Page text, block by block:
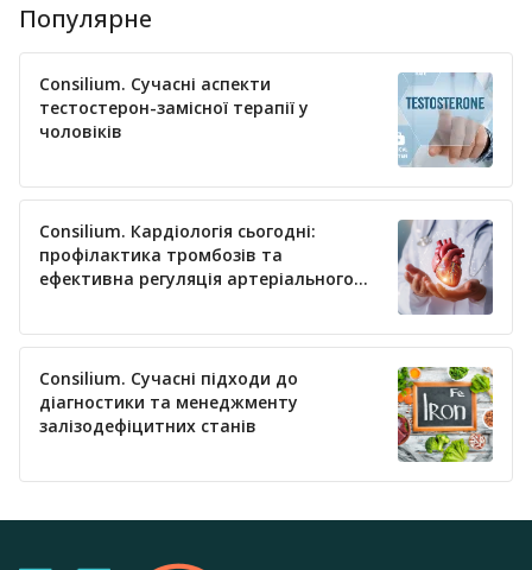
Популярне
Consilium. Сучасні аспекти
тестостерон-замісної терапії у
чоловіків
Consilium. Кардіологія сьогодні:
профілактика тромбозів та
ефективна регуляція артеріального
Consilium. Сучасні підходи до
діагностики та менеджменту
залізодефіцитних станів